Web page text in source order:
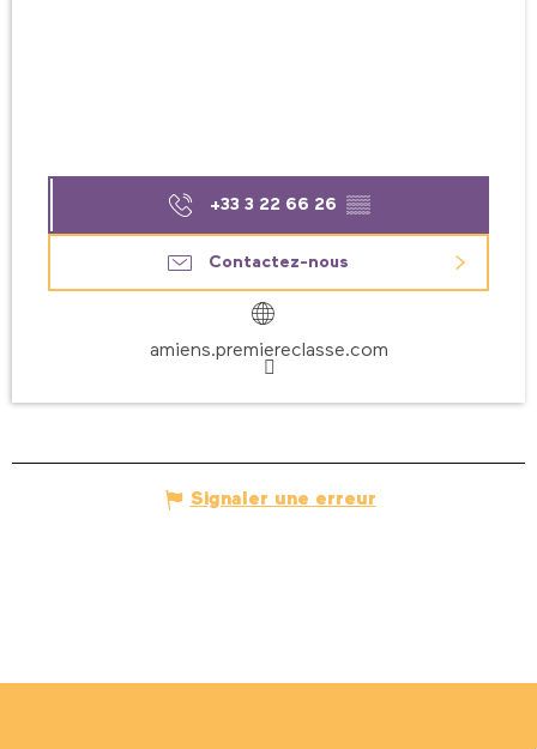
+33 3 22 66 26 ▒▒
Contactez-nous
amiens.premiereclasse.com
Signaler une erreur